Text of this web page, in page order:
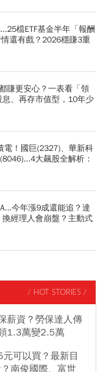
檔ETF基金半年「報酬
還有戲？2026穩賺3重
賺更安心？一表看「領
、再存市值型，10年少
電！國巨(2327)、華新科
大飆股全解析：
今年漲9成還能追？達
經理人會崩盤？主動式
/ HOT STORIES /
薪資？勞保達人傳
1.3萬變2.5萬
可以買？最新目
南俊國際、富世